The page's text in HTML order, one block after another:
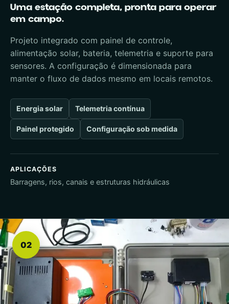
Uma estação completa, pronta para operar
em campo.
Projeto integrado com painel de controle,
alimentação solar, bateria, telemetria e suporte para
sensores. A configuração é dimensionada para
manter o fluxo de dados mesmo em locais remotos.
Energia solar Telemetria contínua
Painel protegido Configuração sob medida
APLICAÇÕES
Barragens, rios, canais e estruturas hidráulicas
02